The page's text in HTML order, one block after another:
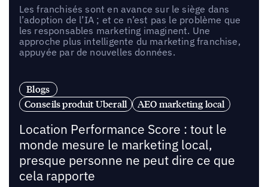
Les franchisés sont en avance sur le siège dans
l’adoption de l’IA ; et ce n’est pas le problème que
les responsables marketing imaginent. Une
approche plus intelligente du marketing franchise,
appuyée par de nouvelles données.
Blogs
Conseils produit Uberall
AEO marketing local
Location Performance Score : tout le
monde mesure le marketing local,
presque personne ne peut dire ce que
cela rapporte